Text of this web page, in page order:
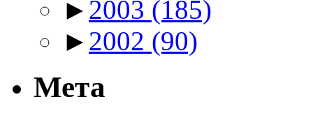
► 2003 (185)
► 2002 (90)
Мета